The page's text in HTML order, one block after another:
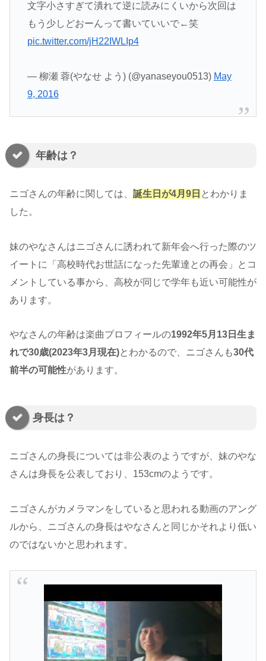
文字小さすぎて潰れて逆に読みにくいから次回は
もう少しどおーんって書いていいで←笑
pic.twitter.com/jH22IWLIp4
— 柳瀬 蓉(やなせ よう) (@yanaseyou0513) May
9, 2016
年齢は？
ニゴさんの年齢に関しては、 誕生日が4月9日 とわかりま
した。
妹のやなさんはニゴさんに誘われて新年会へ行った際のツ
イートに「高校時代お世話になった先輩達との再会」とコ
メントしている事から、高校が同じで学年も近い可能性が
あります。
やなさんの年齢は楽曲プロフィールの1992年5月13日生ま
れで30歳(2023年3月現在)とわかるので、ニゴさんも30代
前半の可能性があります。
身長は？
ニゴさんの身長については非公表のようですが、妹のやな
さんは身長を公表しており、153cmのようです。
ニゴさんがカメラマンをしていると思われる動画のアング
ルから、ニゴさんの身長はやなさんと同じかそれより低い
のではないかと思われます。